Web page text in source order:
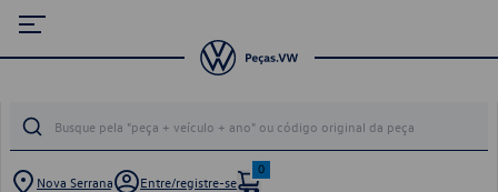
Nova Serrana Entre/registre-se
0